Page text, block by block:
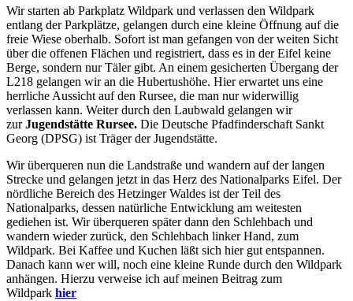
Wir starten ab Parkplatz Wildpark und verlassen den Wildpark
entlang der Parkplätze, gelangen durch eine kleine Öffnung auf die
freie Wiese oberhalb. Sofort ist man gefangen von der weiten Sicht
über die offenen Flächen und registriert, dass es in der Eifel keine
Berge, sondern nur Täler gibt. An einem gesicherten Übergang der
L218 gelangen wir an die Hubertushöhe. Hier erwartet uns eine
herrliche Aussicht auf den Rursee, die man nur widerwillig
verlassen kann. Weiter durch den Laubwald gelangen wir
zurJugendstätte Rursee. Die Deutsche Pfadfinderschaft Sankt
Georg (DPSG) ist Träger der Jugendstätte.
Wir überqueren nun die Landstraße und wandern auf der langen
Strecke und gelangen jetzt in das Herz des Nationalparks Eifel. Der
nördliche Bereich des Hetzinger Waldes ist der Teil des
Nationalparks, dessen natürliche Entwicklung am weitesten
gediehen ist. Wir überqueren später dann den Schlehbach und
wandern wieder zurück, den Schlehbach linker Hand, zum
Wildpark. Bei Kaffee und Kuchen läßt sich hier gut entspannen.
Danach kann wer will, noch eine kleine Runde durch den Wildpark
anhängen. Hierzu verweise ich auf meinen Beitrag zum
Wildpark hier